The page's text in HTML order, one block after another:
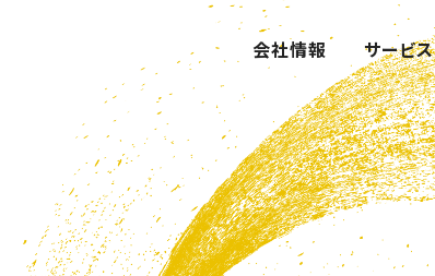
会社情報 サービス